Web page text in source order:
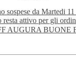
sospese da Martedi
resta attivo per gli
AUGURA BUONE